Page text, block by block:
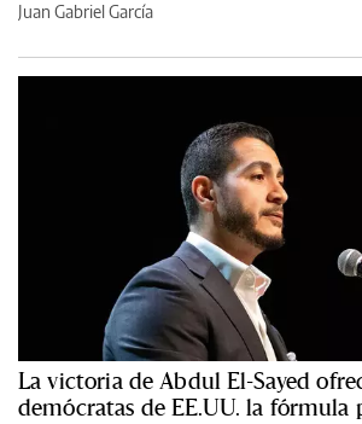
Juan Gabriel García
La victoria de Abdul El-Sayed
demócratas de EE.UU. la fórmula